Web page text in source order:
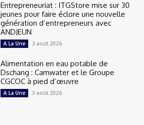
Entrepreneuriat : ITGStore mise sur 30
jeunes pour faire éclore une nouvelle
génération d’entrepreneurs avec
ANDJEUN
A La Une 3 août 2026
Alimentation en eau potable de
Dschang : Camwater et le Groupe
CGCOC à pied d’œuvre
A La Une 3 août 2026